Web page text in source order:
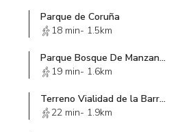
Parque de Coruña
18 min- 1.5km
Parque Bosque De Manzanos
19 min- 1.6km
Terreno Vialidad de la Barranca
22 min- 1.9km